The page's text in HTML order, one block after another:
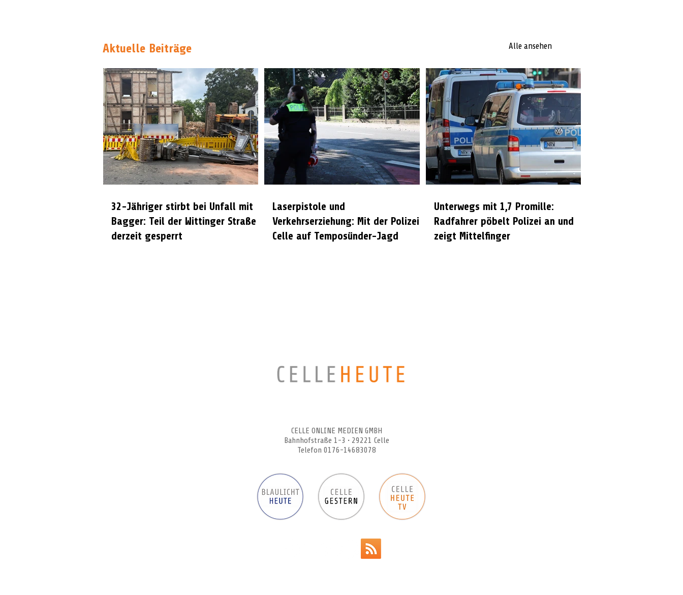
Aktuelle Beiträge Alle ansehen
32-Jähriger stirbt bei Unfall mit
Bagger: Teil der Wittinger Straße
derzeit gesperrt
Laserpistole und
Verkehrserziehung: Mit der Polizei
Celle auf Temposünder-Jagd
Unterwegs mit 1,7 Promille:
Radfahrer pöbelt Polizei an und
zeigt Mittelfinger
CELLE ONLINE MEDIEN GMBH
Bahnhofstraße 1-3 • 29221 Celle
Telefon 0176-14683078